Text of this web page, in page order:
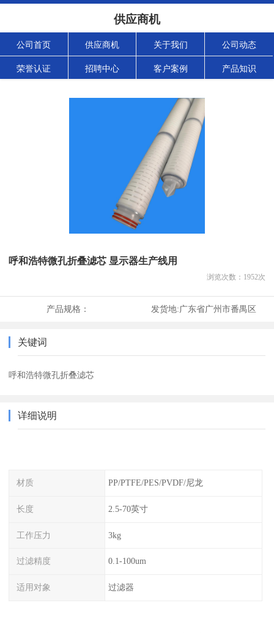
供应商机
公司首页 供应商机 关于我们 公司动态
荣誉认证 招聘中心 客户案例 产品知识
呼和浩特微孔折叠滤芯 显示器生产线用
浏览次数： 1952次
产品规格： 发货地:广东省广州市番禺区
关键词
呼和浩特微孔折叠滤芯
详细说明
材质 PP/PTFE/PES/PVDF/尼龙
长度 2.5-70英寸
工作压力 3kg
过滤精度 0.1-100um
适用对象 过滤器